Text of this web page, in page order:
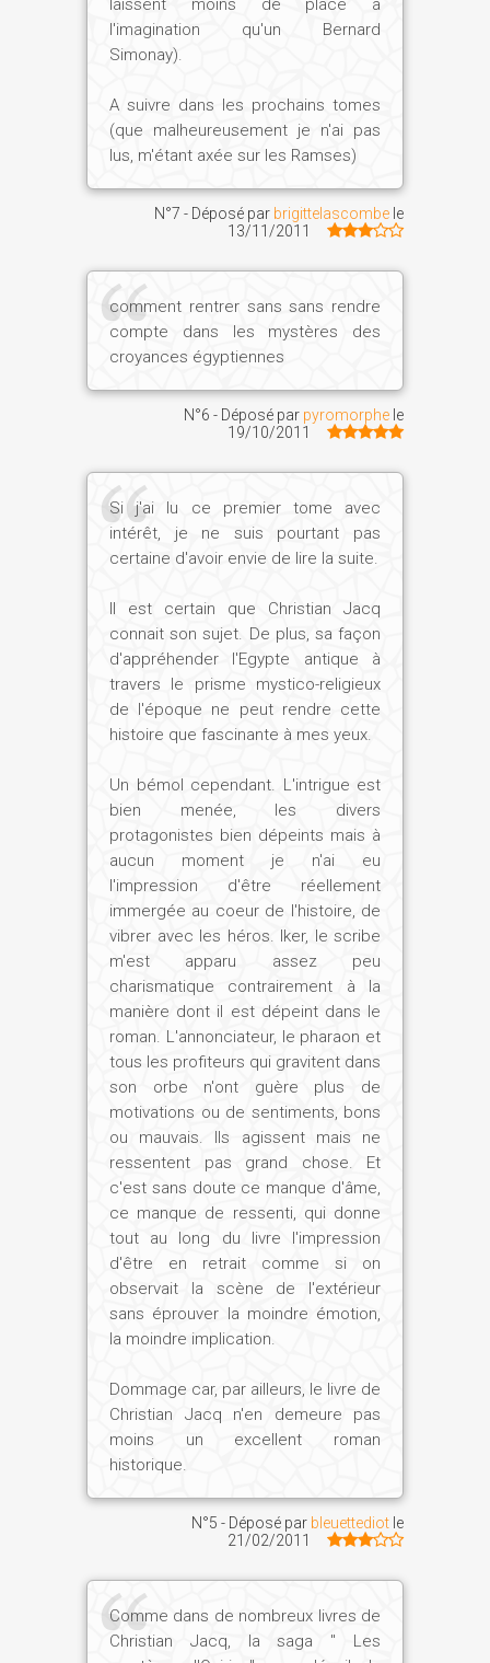
laissent moins de place à
l'imagination qu'un Bernard
Simonay).
A suivre dans les prochains tomes
(que malheureusement je n'ai pas
lus, m'étant axée sur les Ramses)
N°7 - Déposé par brigittelascombe le
13/11/2011
comment rentrer sans sans rendre
compte dans les mystères des
croyances égyptiennes
N°6 - Déposé par pyromorphe le
19/10/2011
Si j'ai lu ce premier tome avec
intérêt, je ne suis pourtant pas
certaine d'avoir envie de lire la suite.
Il est certain que Christian Jacq
connait son sujet. De plus, sa façon
d'appréhender l'Egypte antique à
travers le prisme mystico-religieux
de l'époque ne peut rendre cette
histoire que fascinante à mes yeux.
Un bémol cependant. L'intrigue est
bien menée, les divers
protagonistes bien dépeints mais à
aucun moment je n'ai eu
l'impression d'être réellement
immergée au coeur de l'histoire, de
vibrer avec les héros. Iker, le scribe
m'est apparu assez peu
charismatique contrairement à la
manière dont il est dépeint dans le
roman. L'annonciateur, le pharaon et
tous les profiteurs qui gravitent dans
son orbe n'ont guère plus de
motivations ou de sentiments, bons
ou mauvais. Ils agissent mais ne
ressentent pas grand chose. Et
c'est sans doute ce manque d'âme,
ce manque de ressenti, qui donne
tout au long du livre l'impression
d'être en retrait comme si on
observait la scène de l'extérieur
sans éprouver la moindre émotion,
la moindre implication.
Dommage car, par ailleurs, le livre de
Christian Jacq n'en demeure pas
moins un excellent roman
historique.
N°5 - Déposé par bleuettediot le
21/02/2011
Comme dans de nombreux livres de
Christian Jacq, la saga " Les